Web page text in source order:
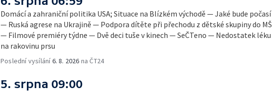
Domácí a zahraniční politika USA; Situace na Blízkém východě — Jaké bude počasí
— Ruská agrese na Ukrajině — Podpora dítěte při přechodu z dětské skupiny do MŠ
— Filmové premiéry týdne — Dvě deci tuše v kinech — SeČTeno — Nedostatek léku
na rakovinu prsu
Poslední vysílání6. 8. 2026 na ČT24
5. srpna 09:00